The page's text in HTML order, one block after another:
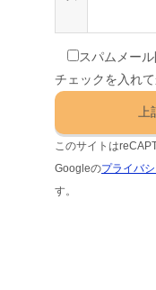
スパムメー
チェックを入れ
このサイトは
Googleのプライバ
す。